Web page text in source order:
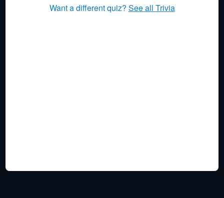
Want a different quiz? See all Trivia